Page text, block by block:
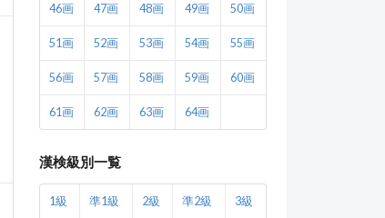
46画 47画 48画 49画 50画
51画 52画 53画 54画 55画
56画 57画 58画 59画 60画
61画 62画 63画 64画
漢検級別一覧
1級 準1級 2級 準2級 3級